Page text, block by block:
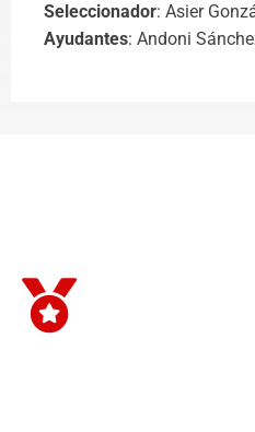
Seleccionador: Asier
Ayudantes: Andoni